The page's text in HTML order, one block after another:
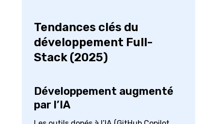
Tendances clés du
développement Full-
Stack (2025)
Développement augmenté
par l’IA